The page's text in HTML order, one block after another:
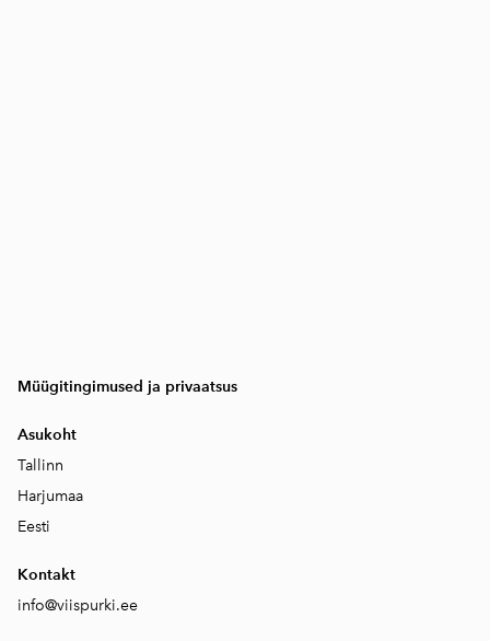
Müügitingimused ja privaatsus
Asukoht
Tallinn
Harjumaa
Eesti
Kontakt
info@viispurki.ee